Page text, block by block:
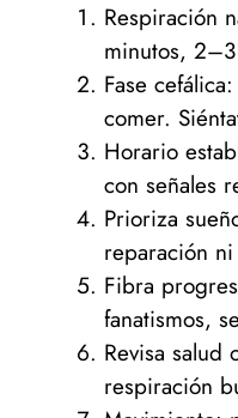
Respiración
minutos,
Fase
comer.
Horario
con señales
Prioriza
reparación
Fibra
fanatismos,
Revisa salud
respiración